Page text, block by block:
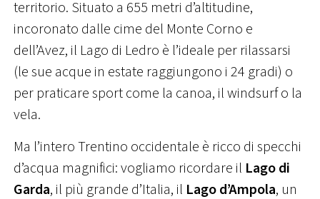
territorio. Situato a 655 metri d’altitudine,
incoronato dalle cime del Monte Corno e
dell’Avez, il Lago di Ledro è l’ideale per rilassarsi
(le sue acque in estate raggiungono i 24 gradi) o
per praticare sport come la canoa, il windsurf o la
vela.
Ma l’intero Trentino occidentale è ricco di specchi
d’acqua magnifici: vogliamo ricordare il Lago di
Garda, il più grande d’Italia, il Lago d’Ampola, un